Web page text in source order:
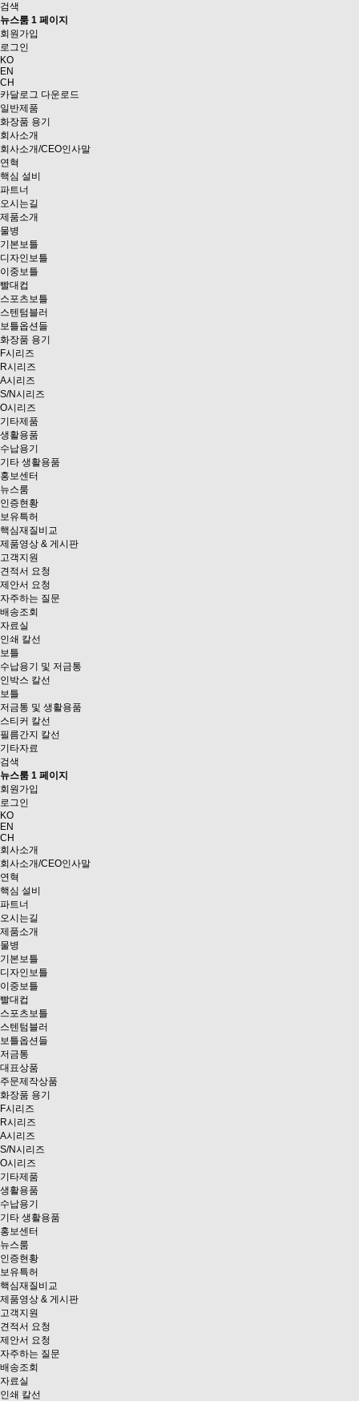
검색
뉴스룸 1 페이지
회원가입
로그인
KO
EN
CH
카달로그 다운로드
일반제품
화장품 용기
회사소개
회사소개/CEO인사말
연혁
핵심 설비
파트너
오시는길
제품소개
물병
기본보틀
디자인보틀
이중보틀
빨대컵
스포츠보틀
스텐텀블러
보틀옵션들
화장품 용기
F시리즈
R시리즈
A시리즈
S/N시리즈
O시리즈
기타제품
생활용품
수납용기
기타 생활용품
홍보센터
뉴스룸
인증현황
보유특허
핵심재질비교
제품영상 & 게시판
고객지원
견적서 요청
제안서 요청
자주하는 질문
배송조회
자료실
인쇄 칼선
보틀
수납용기 및 저금통
인박스 칼선
보틀
저금통 및 생활용품
스티커 칼선
필름간지 칼선
기타자료
검색
뉴스룸 1 페이지
회원가입
로그인
KO
EN
CH
회사소개
회사소개/CEO인사말
연혁
핵심 설비
파트너
오시는길
제품소개
물병
기본보틀
디자인보틀
이중보틀
빨대컵
스포츠보틀
스텐텀블러
보틀옵션들
저금통
대표상품
주문제작상품
화장품 용기
F시리즈
R시리즈
A시리즈
S/N시리즈
O시리즈
기타제품
생활용품
수납용기
기타 생활용품
홍보센터
뉴스룸
인증현황
보유특허
핵심재질비교
제품영상 & 게시판
고객지원
견적서 요청
제안서 요청
자주하는 질문
배송조회
자료실
인쇄 칼선